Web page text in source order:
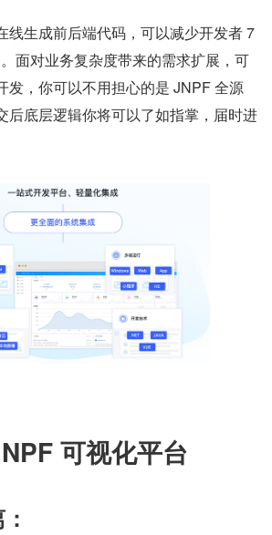
线生成前后端代码，可以减少开发者 7
面对业务复杂度带来的需求扩展，可
发，你可以不用担心的是 JNPF 全源
后底层逻辑你将可以了如指掌，届时进
可视化平台